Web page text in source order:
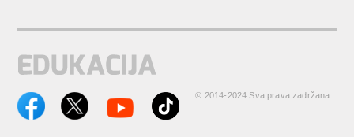
© 2014-2024 Sva prava zadržana.